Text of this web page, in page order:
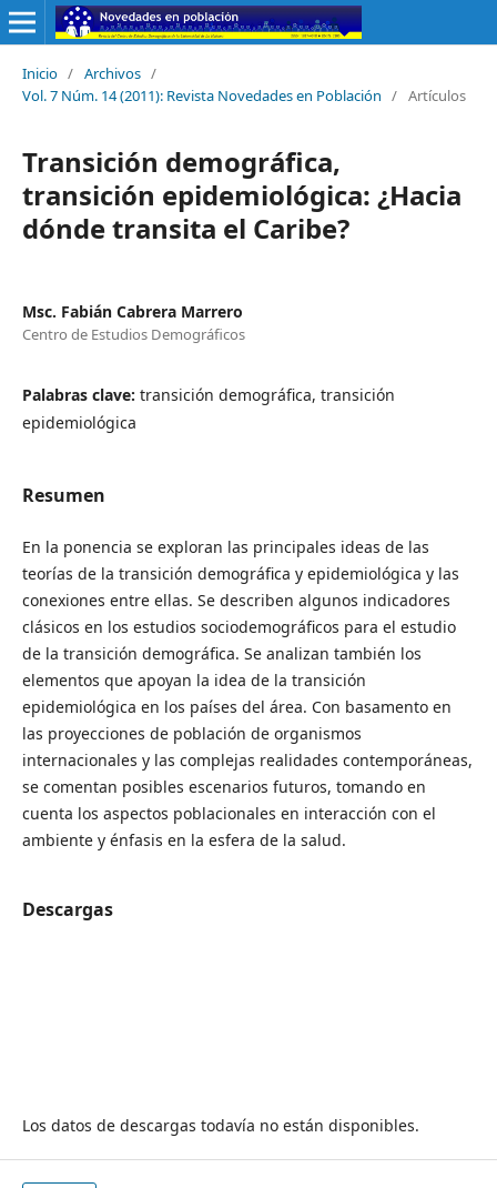
Inicio / Archivos /
Vol. 7 Núm. 14 (2011): Revista Novedades en Población / Artículos
Transición demográfica,
transición epidemiológica: ¿Hacia
dónde transita el Caribe?
Msc. Fabián Cabrera Marrero
Centro de Estudios Demográficos
Palabras clave: transición demográfica, transición
epidemiológica
Resumen
En la ponencia se exploran las principales ideas de las
teorías de la transición demográfica y epidemiológica y las
conexiones entre ellas. Se describen algunos indicadores
clásicos en los estudios sociodemográficos para el estudio
de la transición demográfica. Se analizan también los
elementos que apoyan la idea de la transición
epidemiológica en los países del área. Con basamento en
las proyecciones de población de organismos
internacionales y las complejas realidades contemporáneas,
se comentan posibles escenarios futuros, tomando en
cuenta los aspectos poblacionales en interacción con el
ambiente y énfasis en la esfera de la salud.
Descargas
Los datos de descargas todavía no están disponibles.